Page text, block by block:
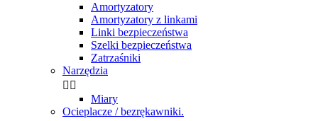
Amortyzatory
Amortyzatory z linkami
Linki bezpieczeństwa
Szelki bezpieczeństwa
Zatrzaśniki
Narzędzia
 
Miary
Ocieplacze / bezrękawniki.